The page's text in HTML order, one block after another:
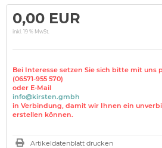
0,00 EUR
inkl. 19 % MwSt.
Bei Interesse setzen Sie sich bitte mit uns
(06571-955 570)
oder E-Mail
info@kirsten.gmbh
in Verbindung, damit wir Ihnen ein
erstellen können.
Artikeldatenblatt drucken